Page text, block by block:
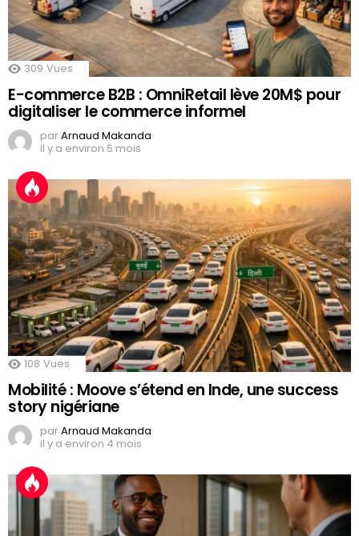
309 Vues
E-commerce B2B : OmniRetail lève 20M$ pour
digitaliser le commerce informel
parArnaud Makanda
il y a environ 5 mois
108 Vues
Mobilité : Moove s’étend en Inde, une success
story nigériane
parArnaud Makanda
il y a environ 4 mois